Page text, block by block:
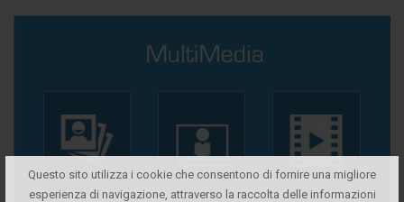
Questo sito utilizza i cookie che consentono di fornire una migliore
esperienza di navigazione, attraverso la raccolta delle informazioni